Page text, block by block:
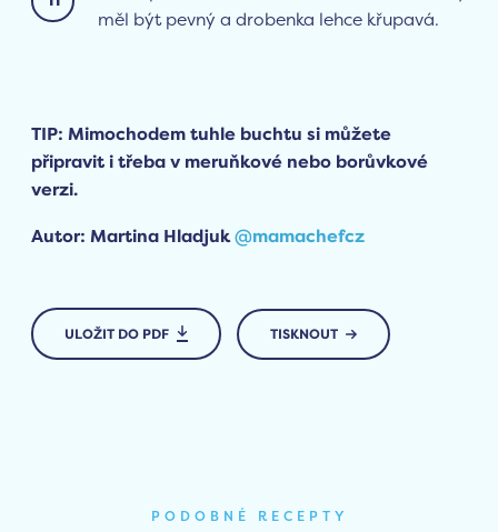
měl být pevný a drobenka lehce křupavá.
TIP: Mimochodem tuhle buchtu si můžete
připravit i třeba v meruňkové nebo borůvkové
verzi.
Autor: Martina Hladjuk @mamachefcz
ULOŽIT DO PDF TISKNOUT
PODOBNÉ RECEPTY